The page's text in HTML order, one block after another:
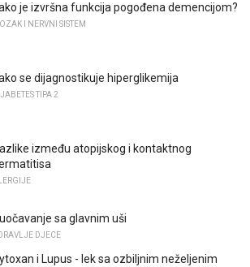
je izvršna funkcija pogođena demencijom?
I NERVNI SISTEM
se dijagnostikuje hiperglikemija
TIPA 2
između atopijskog i kontaktnog
sa glavnim uši
DJECE
i Lupus - lek sa ozbiljnim neželjenim